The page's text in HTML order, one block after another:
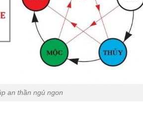
an thần ngủ ngon